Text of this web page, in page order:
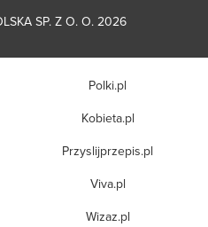
SP. Z O. O. 2026
Polki.pl
Kobieta.pl
Przyslijprzepis.pl
Viva.pl
Wizaz.pl